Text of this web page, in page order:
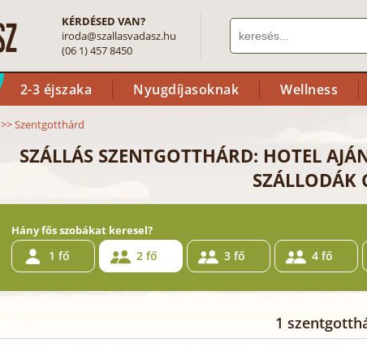
KÉRDÉSED VAN?
iroda@szallasvadasz.hu
(06 1) 457 8450
2-3 éjszaka Nyugdíjasoknak Wellness
>>Szentgotthárd
SZÁLLÁS SZENTGOTTHÁRD: HOTEL
SZÁLLODÁK
Hány fős szobákat keresel?
1 fő 2 fő 3 fő 4 fő
1